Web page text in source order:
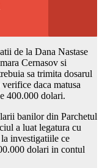
de la Dana Nastase
Cernasov si
sa trimita dosarul
daca matusa
400.000 dolari.
banilor din Parchetul
a luat legatura cu
investigatiile ce
dolari in contul